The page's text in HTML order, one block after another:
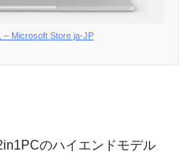
– Microsoft Store ja-JP
のハイエンドモデル